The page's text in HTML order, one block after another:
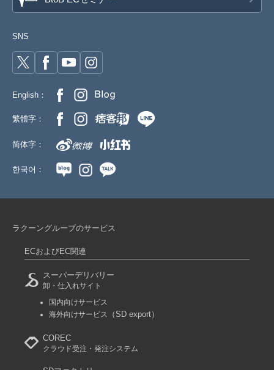
SNS
English：
繁體字：
简体字：
한국어：
ラクーングループのサービス
ECおよびEC関連
スーパーデリバリー
卸・仕入れサイト
国内向けサービス
海外向けサービス
（SD export）
COREC
クラウド受注・発注システム